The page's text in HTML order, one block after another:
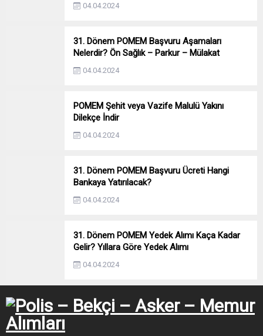
04.04.2024
31. Dönem POMEM Başvuru Aşamaları
Nelerdir? Ön Sağlık – Parkur – Mülakat
04.04.2024
POMEM Şehit veya Vazife Malulü Yakını
Dilekçe İndir
04.04.2024
31. Dönem POMEM Başvuru Ücreti Hangi
Bankaya Yatırılacak?
04.04.2024
31. Dönem POMEM Yedek Alımı Kaça Kadar
Gelir? Yıllara Göre Yedek Alımı
04.04.2024